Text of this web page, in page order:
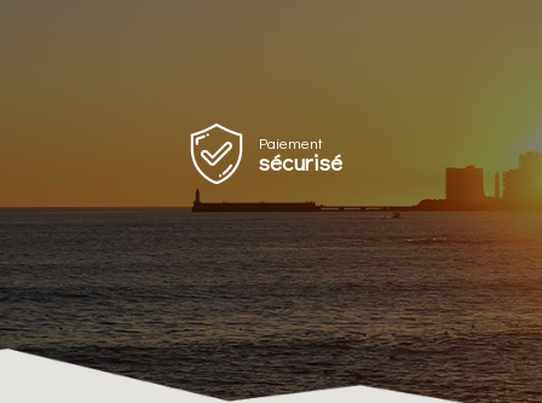
Paiement
sécurisé